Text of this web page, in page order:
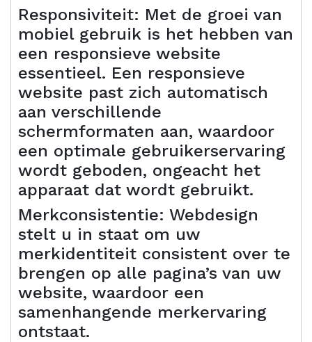
Responsiviteit: Met de groei van
mobiel gebruik is het hebben van
een responsieve website
essentieel. Een responsieve
website past zich automatisch
aan verschillende
schermformaten aan, waardoor
een optimale gebruikerservaring
wordt geboden, ongeacht het
apparaat dat wordt gebruikt.
Merkconsistentie: Webdesign
stelt u in staat om uw
merkidentiteit consistent over te
brengen op alle pagina’s van uw
website, waardoor een
samenhangende merkervaring
ontstaat.